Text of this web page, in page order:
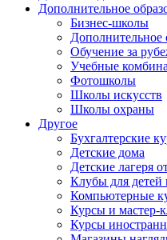
Дополнительное
Бизнес-школы
Дополнительное
Обучение за
Учебные
Фотошколы
Школы искусств
Школы охраны
Другое
Бухгалтерские
Детские дома
Детские лагеря
Клубы для детей
Компьютерные
Курсы и мастер-
Курсы